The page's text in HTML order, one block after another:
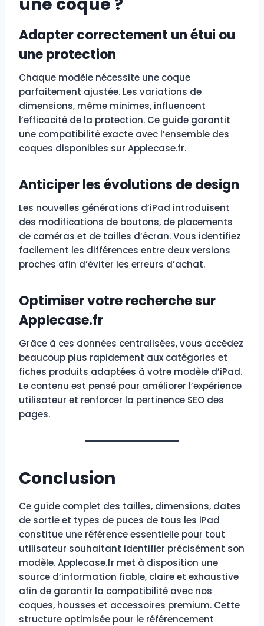
Adapter correctement un étui ou
une protection
Chaque modèle nécessite une coque
parfaitement ajustée. Les variations de
dimensions, même minimes, influencent
l’efficacité de la protection. Ce guide garantit
une compatibilité exacte avec l’ensemble des
coques disponibles sur Applecase.fr.
Anticiper les évolutions de design
Les nouvelles générations d’iPad introduisent
des modifications de boutons, de placements
de caméras et de tailles d’écran. Vous identifiez
facilement les différences entre deux versions
proches afin d’éviter les erreurs d’achat.
Optimiser votre recherche sur
Applecase.fr
Grâce à ces données centralisées, vous accédez
beaucoup plus rapidement aux catégories et
fiches produits adaptées à votre modèle d’iPad.
Le contenu est pensé pour améliorer l’expérience
utilisateur et renforcer la pertinence SEO des
pages.
Conclusion
Ce guide complet des tailles, dimensions, dates
de sortie et types de puces de tous les iPad
constitue une référence essentielle pour tout
utilisateur souhaitant identifier précisément son
modèle. Applecase.fr met à disposition une
source d’information fiable, claire et exhaustive
afin de garantir la compatibilité avec nos
coques, housses et accessoires premium. Cette
structure optimisée pour le référencement